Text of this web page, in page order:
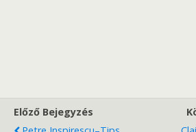
Előző Bejegyzés